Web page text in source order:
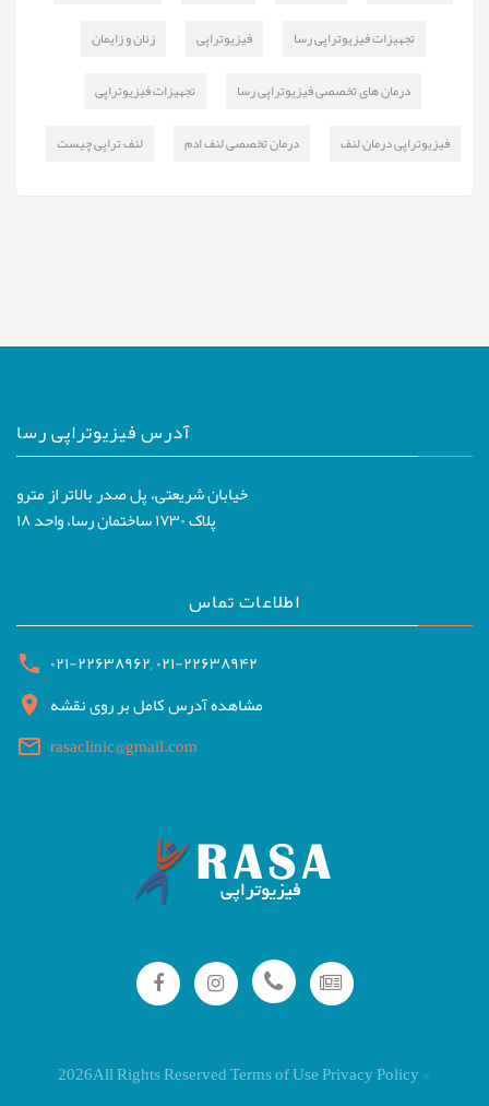
زنان و زایمان
فیزیوتراپی
تجهیزات فیزیوتراپی رسا
تجهیزات فیزیوتراپی
درمان های تخصصی فیزیوتراپی رسا
لنف تراپی چیست
درمان تخصصى لنف ادم فیزیوتراپی درمان لنف
آدرس فیزیوتراپی رسا
خیابان شریعتی، پل صدر بالاتر از مترو
پلاک ۱۷۳۰ ساختمان رسا، واحد ۱۸
اطلاعات تماس
۰۲۱-۲۲۶۳۸۹۶۲,۰۲۱-۲۲۶۳۸۹۴۲
مشاهده آدرس کامل بر روی نقشه
rasaclinic@gmail.com
©
2026All Rights Reserved Terms of UsePrivacy Policy